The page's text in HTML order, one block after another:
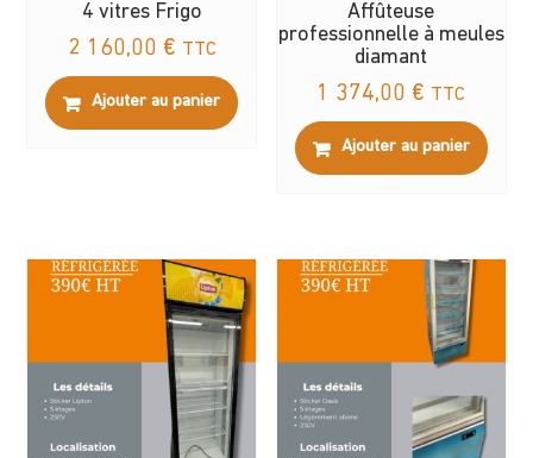
4 vitres Frigo
2 160,00 € TTC
Ajouter au panier
Affûteuse
professionnelle à meules
diamant
1 374,00 € TTC
Ajouter au panier